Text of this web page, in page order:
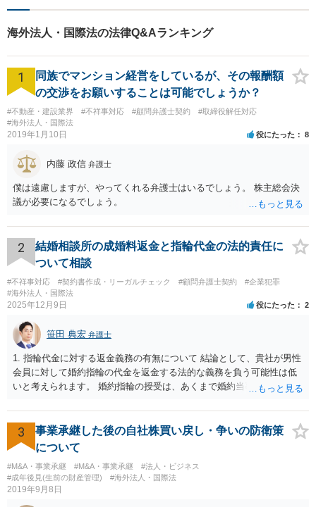
海外法人・国際法の法律Q&Aランキング
1
同族でマンション経営をしているが、その報酬額
の交渉をお願いすることは可能でしょうか？
#不動産・建設業界 #不祥事対応 #顧問弁護士契約
#取締役解任対応
#海外法人・国際法
2019年1月10日 役にたった 8
内藤 政信 弁護士
僕は遠慮しますが、やってくれる弁護士はいるでしょう。 株主総会決
議が必要になるでしょう。
2
結婚相談所の成婚料返金と指輪代金の法的責任に
ついて相談
#不祥事対応 #契約書作成・リーガルチェック #顧問弁護士契約
#企業犯罪
#海外法人・国際法
2025年12月9日 役にたった 2
笹田 典宏 弁護士
1. 指輪代金に対する返金義務の有無について 結論として、貴社が男性
会員に対して婚約指輪の代金を返金する法的な義務を負う可能性は低
いと考えられます。 婚約指輪の授受は、あくまで婚約当事者である男
貴社は、その贈与契約の当事者ではありません。したがって、仮に女
性が返金義務を負う場合であっても、貴社が返金義務を負う法的根拠
は見当たりません。 また、国際結婚の仲介契約に関する裁判例では、
負担すべきであり、仲介業者に責任がない限り、成婚料の支払いを拒
絶することはできないと判断されています。この裁判例は、仲介業者
3
事業承継した後の自社株買い戻し・争いの防衛策
について
#M&A・事業承継 #M&A・事業承継
#法人・ビジネス
#成年後見(生前の財産管理)
#海外法人・国際法
2019年9月8日